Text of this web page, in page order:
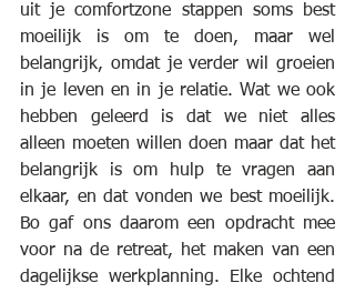
uit je comfortzone stappen soms best
moeilijk is om te doen, maar wel
belangrijk, omdat je verder wil groeien
in je leven en in je relatie. Wat we ook
hebben geleerd is dat we niet alles
alleen moeten willen doen maar dat het
belangrijk is om hulp te vragen aan
elkaar, en dat vonden we best moeilijk.
Bo gaf ons daarom een opdracht mee
voor na de retreat, het maken van een
dagelijkse werkplanning. Elke ochtend